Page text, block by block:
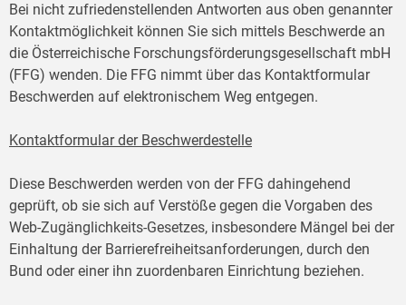
Bei nicht zufriedenstellenden Antworten aus oben genannter
Kontaktmöglichkeit können Sie sich mittels Beschwerde an
die Österreichische Forschungsförderungsgesellschaft mbH
(FFG) wenden. Die FFG nimmt über das Kontaktformular
Beschwerden auf elektronischem Weg entgegen.
Kontaktformular der Beschwerdestelle
Diese Beschwerden werden von der FFG dahingehend
geprüft, ob sie sich auf Verstöße gegen die Vorgaben des
Web-Zugänglichkeits-Gesetzes, insbesondere Mängel bei der
Einhaltung der Barrierefreiheitsanforderungen, durch den
Bund oder einer ihn zuordenbaren Einrichtung beziehen.